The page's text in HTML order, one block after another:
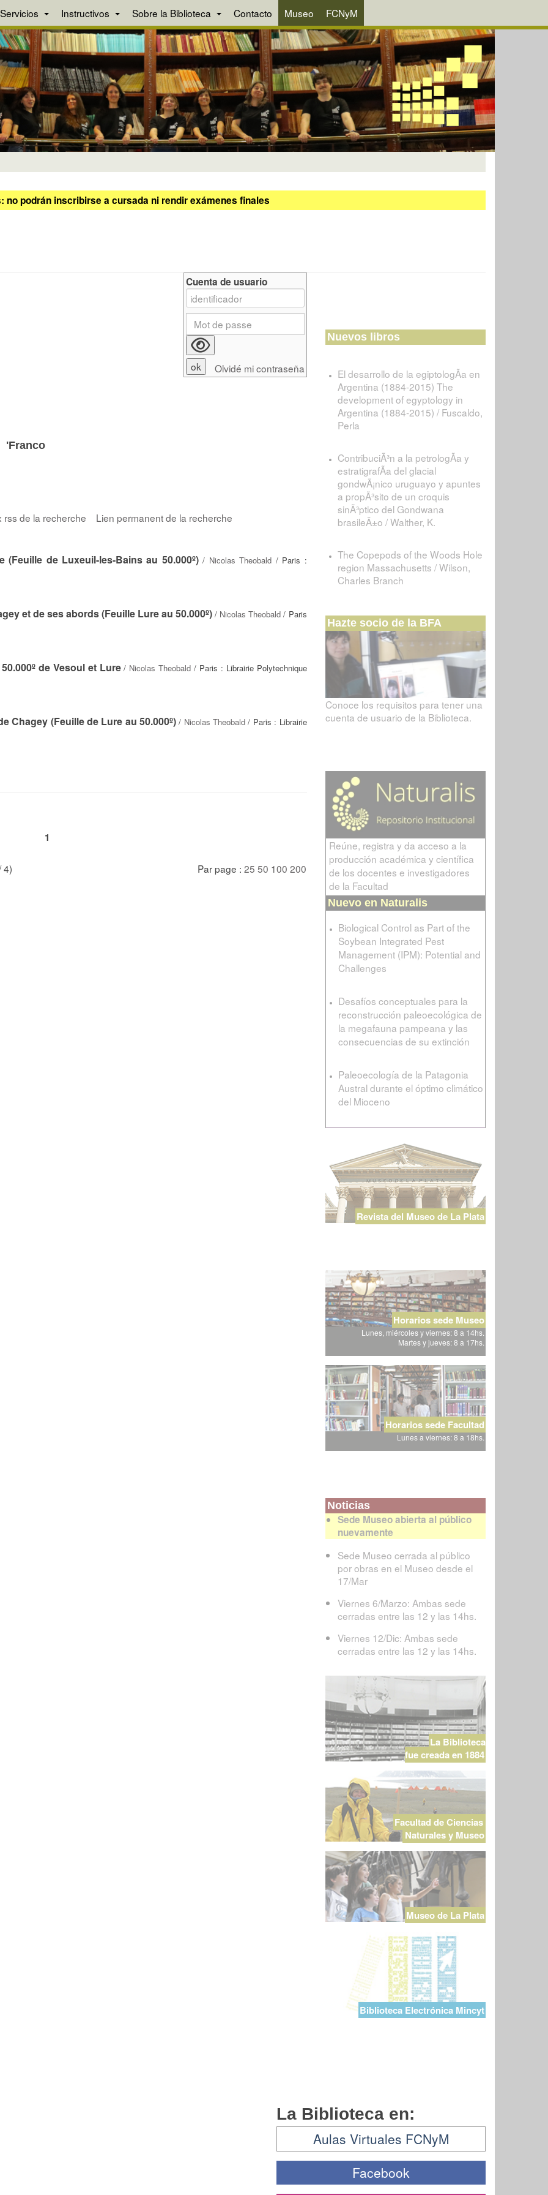
Servicios Instructivos Sobre la Biblioteca Contacto Museo FCNyM
podrán inscribirse a cursada ni rendir exámenes finales
'Franco
rss de la recherche Lien permanent de la recherche
de Luxeuil-les-Bains au 50.000º)/ Nicolas Theobald / Paris :
et de ses abords (Feuille Lure au 50.000º) / Nicolas Theobald / Paris
de Vesoul et Lure/ Nicolas Theobald / Paris : Librairie Polytechnique
Chagey (Feuille de Lure au 50.000º) / Nicolas Theobald / Paris : Librairie
1
4) Par page : 25 50 100 200
Cuenta de usuario
Olvidé mi contraseña
Nuevos libros
El desarrollo de la egiptologÃ­a en
Argentina (1884-2015) The
development of egyptology in
Argentina (1884-2015) / Fuscaldo,
Perla
ContribuciÃ³n a la petrologÃ­a y
estratigrafÃ­a del glacial
gondwÃ¡nico uruguayo y apuntes
a propÃ³sito de un croquis
sinÃ³ptico del Gondwana
brasileÃ±o / Walther, K.
The Copepods of the Woods Hole
region Massachusetts / Wilson,
Charles Branch
Hazte socio de la BFA
Conoce los requisitos para tener una
cuenta de usuario de la Biblioteca.
Reúne, registra y da acceso a la
producción académica y científica
de los docentes e investigadores
de la Facultad
Nuevo en Naturalis
Biological Control as Part of the
Soybean Integrated Pest
Management (IPM): Potential and
Challenges
Desafíos conceptuales para la
reconstrucción paleoecológica de
la megafauna pampeana y las
consecuencias de su extinción
Paleoecología de la Patagonia
Austral durante el óptimo climático
del Mioceno
Revista del Museo de La Plata
Horarios sede Museo
Lunes, miércoles y viernes: 8 a 14hs.
Martes y jueves: 8 a 17hs.
Horarios sede Facultad
Lunes a viernes: 8 a 18hs.
Noticias
Sede Museo abierta al público
nuevamente
Sede Museo cerrada al público
por obras en el Museo desde el
17/Mar
Viernes 6/Marzo: Ambas sede
cerradas entre las 12 y las 14hs.
Viernes 12/Dic: Ambas sede
cerradas entre las 12 y las 14hs.
La Biblioteca
fue creada en 1884
Facultad de Ciencias
Naturales y Museo
Museo de La Plata
Biblioteca Electrónica Mincyt
La Biblioteca en:
Aulas Virtuales FCNyM
Facebook